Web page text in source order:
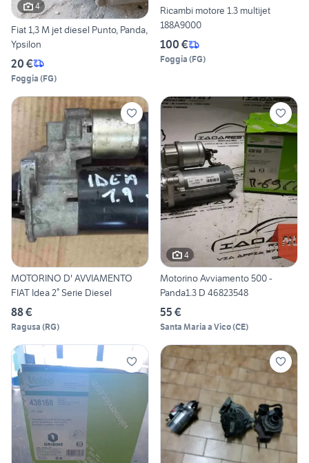
4
Fiat 1,3 M jet diesel Punto, Panda,
Ypsilon
20 €
Foggia (FG)
Ricambi motore 1.3 multijet
188A9000
100 €
Foggia (FG)
MOTORINO D' AVVIAMENTO
FIAT Idea 2° Serie Diesel
88 €
Ragusa (RG)
4
Motorino Avviamento 500 -
Panda1.3 D 46823548
55 €
Santa Maria a Vico(CE)